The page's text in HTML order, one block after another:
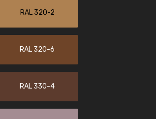
RAL 320-2
RAL 320-6
RAL 330-4